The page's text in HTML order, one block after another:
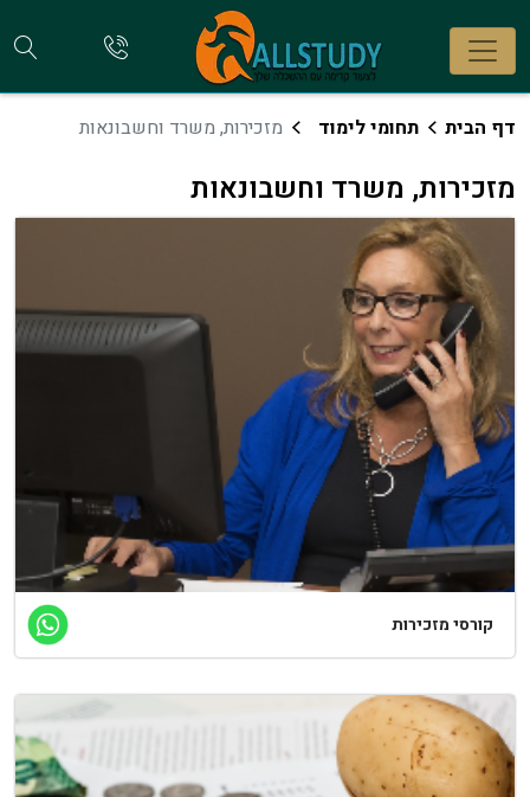
להתקשר
דף הבית תחומי לימוד מזכירות, משרד וחשבונאות
מזכירות, משרד וחשבונאות
קורסי מזכירות